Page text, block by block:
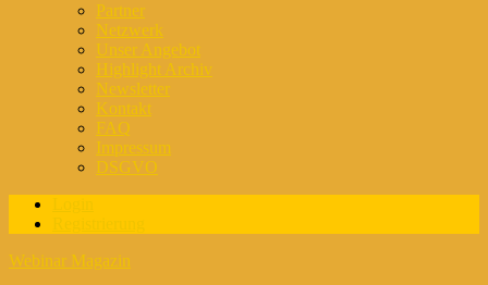
Partner
Netzwerk
Unser Angebot
Highlight Archiv
Newsletter
Kontakt
FAQ
Impressum
DSGVO
Webinar Magazin